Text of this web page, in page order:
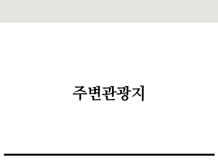
주변관광지